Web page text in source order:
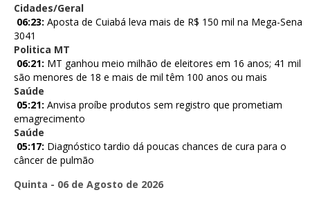
Cidades/Geral
06:23: Aposta de Cuiabá leva mais de R$ 150 mil na Mega-Sena
3041
Politica MT
06:21: MT ganhou meio milhão de eleitores em 16 anos; 41 mil
são menores de 18 e mais de mil têm 100 anos ou mais
Saúde
05:21: Anvisa proíbe produtos sem registro que prometiam
emagrecimento
Saúde
05:17: Diagnóstico tardio dá poucas chances de cura para o
câncer de pulmão
Quinta - 06 de Agosto de 2026